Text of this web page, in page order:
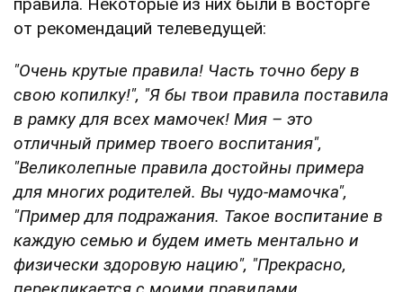
от рекомендаций телеведущей:
"Очень крутые правила! Часть точно беру в
свою копилку!", "Я бы твои правила поставила
в рамку для всех мамочек! Мия – это
отличный пример твоего воспитания",
"Великолепные правила достойны примера
для многих родителей. Вы чудо-мамочка",
"Пример для подражания. Такое воспитание в
каждую семью и будем иметь ментально и
физически здоровую нацию", "Прекрасно,